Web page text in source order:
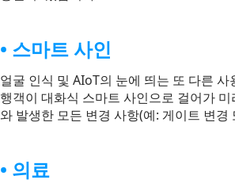
스마트 사인
얼굴 인식 및 AIoT의 눈에 띄는 또 다른
행객이 대화식 스마트 사인으로 걸어가
와 발생한 모든 변경 사항(예: 게이트 변
의료